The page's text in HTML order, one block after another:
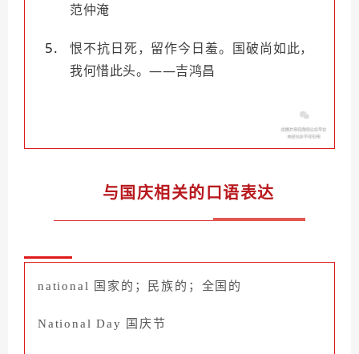
范仲淹
恨不抗日死，留作今日羞。国破尚如此，
我何惜此头。——吉鸿昌
与国庆相关的口语表达
national 国家的；民族的；全国的
National Day 国庆节